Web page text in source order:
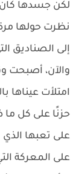
لكن جسدها
نظرت حولها
إلى الصناديق
والآن، أصبحت
امتلأت عيناها
حزنًا على كل
على تعبها الذي
على المعركة